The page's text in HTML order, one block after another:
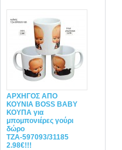
ΑΡΧΗΓΟΣ ΑΠΟ
ΚΟΥΝΙΑ BOSS BABY
ΚΟΥΠΑ για
μπομπονιέρες γούρι
δώρο
ΤΖΑ-597093/31185
2.98€!!!